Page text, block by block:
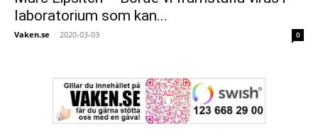
laboratorium som kan...
Vaken.se - 2020-03-03 0